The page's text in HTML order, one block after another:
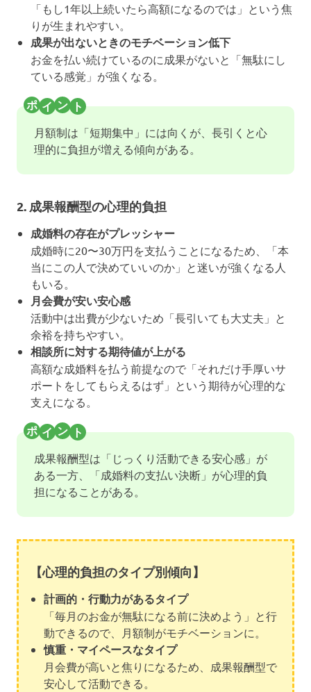
「もし1年以上続いたら高額になるのでは」という焦
りが生まれやすい。
成果が出ないときのモチベーション低下
お金を払い続けているのに成果がないと「無駄にし
ている感覚」が強くなる。
月額制は「短期集中」には向くが、長引くと心
理的に負担が増える傾向がある。
2. 成果報酬型の心理的負担
成婚料の存在がプレッシャー
成婚時に20〜30万円を支払うことになるため、「本
当にこの人で決めていいのか」と迷いが強くなる人
もいる。
月会費が安い安心感
活動中は出費が少ないため「長引いても大丈夫」と
余裕を持ちやすい。
相談所に対する期待値が上がる
高額な成婚料を払う前提なので「それだけ手厚いサ
ポートをしてもらえるはず」という期待が心理的な
支えになる。
成果報酬型は「じっくり活動できる安心感」が
ある一方、「成婚料の支払い決断」が心理的負
担になることがある。
【心理的負担のタイプ別傾向】
計画的・行動力があるタイプ
「毎月のお金が無駄になる前に決めよう」と行
動できるので、月額制がモチベーションに。
慎重・マイペースなタイプ
月会費が高いと焦りになるため、成果報酬型で
安心して活動できる。